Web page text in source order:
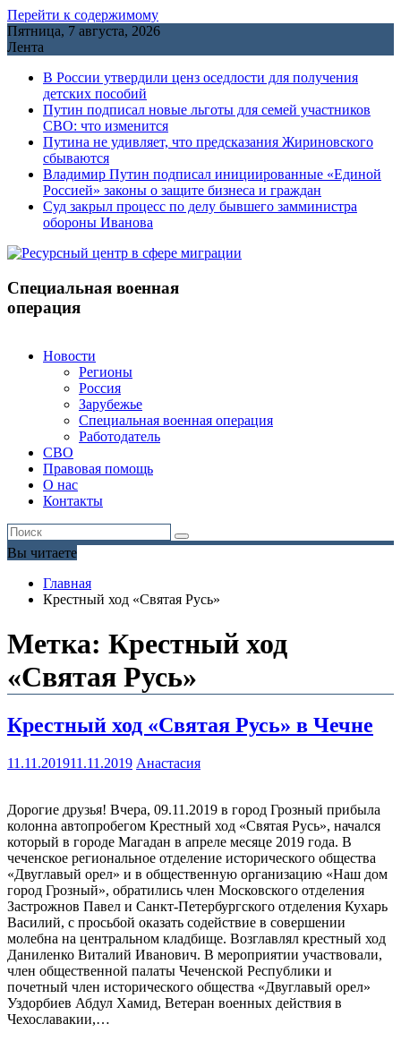
Перейти к содержимому
Пятница, 7 августа, 2026
Лента
В России утвердили ценз оседлости для получения
детских пособий
Путин подписал новые льготы для семей участников
СВО: что изменится
Путина не удивляет, что предсказания Жириновского
сбываются
Владимир Путин подписал инициированные «Единой
Россией» законы о защите бизнеса и граждан
Cуд закрыл процесс по делу бывшего замминистра
обороны Иванова
Специальная военная
операция
Новости
Регионы
Россия
Зарубежье
Специальная военная операция
Работодатель
СВО
Правовая помощь
О нас
Контакты
Вы читаете
Главная
Крестный ход «Святая Русь»
Метка: Крестный ход
«Святая Русь»
Крестный ход «Святая Русь» в Чечне
11.11.201911.11.2019 Анастасия
Дорогие друзья! Вчера, 09.11.2019 в город Грозный прибыла
колонна автопробегом Крестный ход «Святая Русь», начался
который в городе Магадан в апреле месяце 2019 года. В
чеченское региональное отделение исторического общества
«Двуглавый орел» и в общественную организацию «Наш дом
город Грозный», обратились член Московского отделения
Застрожнов Павел и Санкт-Петербургского отделения Кухарь
Василий, с просьбой оказать содействие в совершении
молебна на центральном кладбище. Возглавлял крестный ход
Даниленко Виталий Иванович. В мероприятии участвовали,
член общественной палаты Чеченской Республики и
почетный член исторического общества «Двуглавый орел»
Уздорбиев Абдул Хамид, Ветеран военных действия в
Чехославакии,…